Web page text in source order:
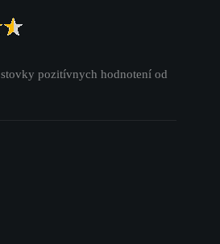
pozitívnych hodnotení od